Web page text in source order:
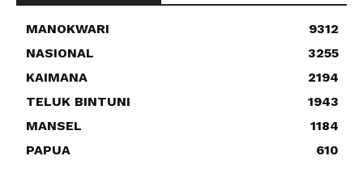
MANOKWARI
9312
NASIONAL
3255
KAIMANA
2194
TELUK BINTUNI
1943
MANSEL
1184
PAPUA
610